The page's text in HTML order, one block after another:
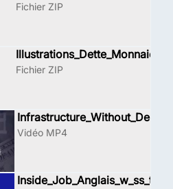
Fichier ZIP
Illustrations_Dette_Monnaie2
Fichier ZIP
Infrastructure_Without_Debt
Vidéo MP4